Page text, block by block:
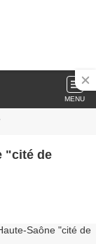
MENU
"cité de